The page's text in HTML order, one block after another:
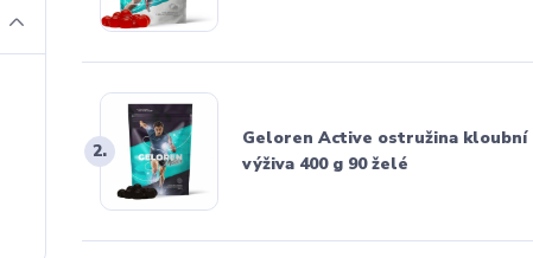
2.
Geloren Active ostružina kloubní
výživa 400 g 90 želé